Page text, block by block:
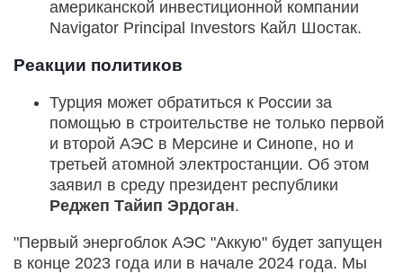
американской инвестиционной компании
Navigator Principal Investors Кайл Шостак.
Реакции политиков
Турция может обратиться к России за
помощью в строительстве не только первой
и второй АЭС в Мерсине и Синопе, но и
третьей атомной электростанции. Об этом
заявил в среду президент республики
Реджеп Тайип Эрдоган.
"Первый энергоблок АЭС "Аккую" будет запущен
в конце 2023 года или в начале 2024 года. Мы